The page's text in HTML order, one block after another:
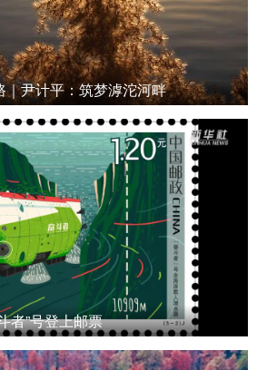
｜尹计平：筑梦滹沱河畔
者”号登上邮票